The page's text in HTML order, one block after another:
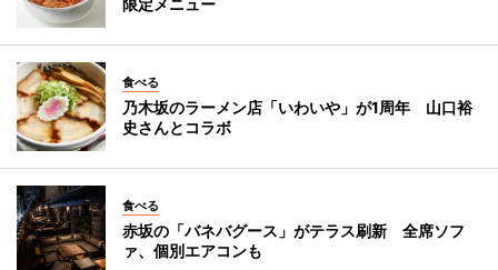
食べる
乃木坂のラーメン店「いわいや」が1周年 山口裕
史さんとコラボ
食べる
赤坂の「バネバグース」がテラス刷新 全席ソフ
ァ、個別エアコンも